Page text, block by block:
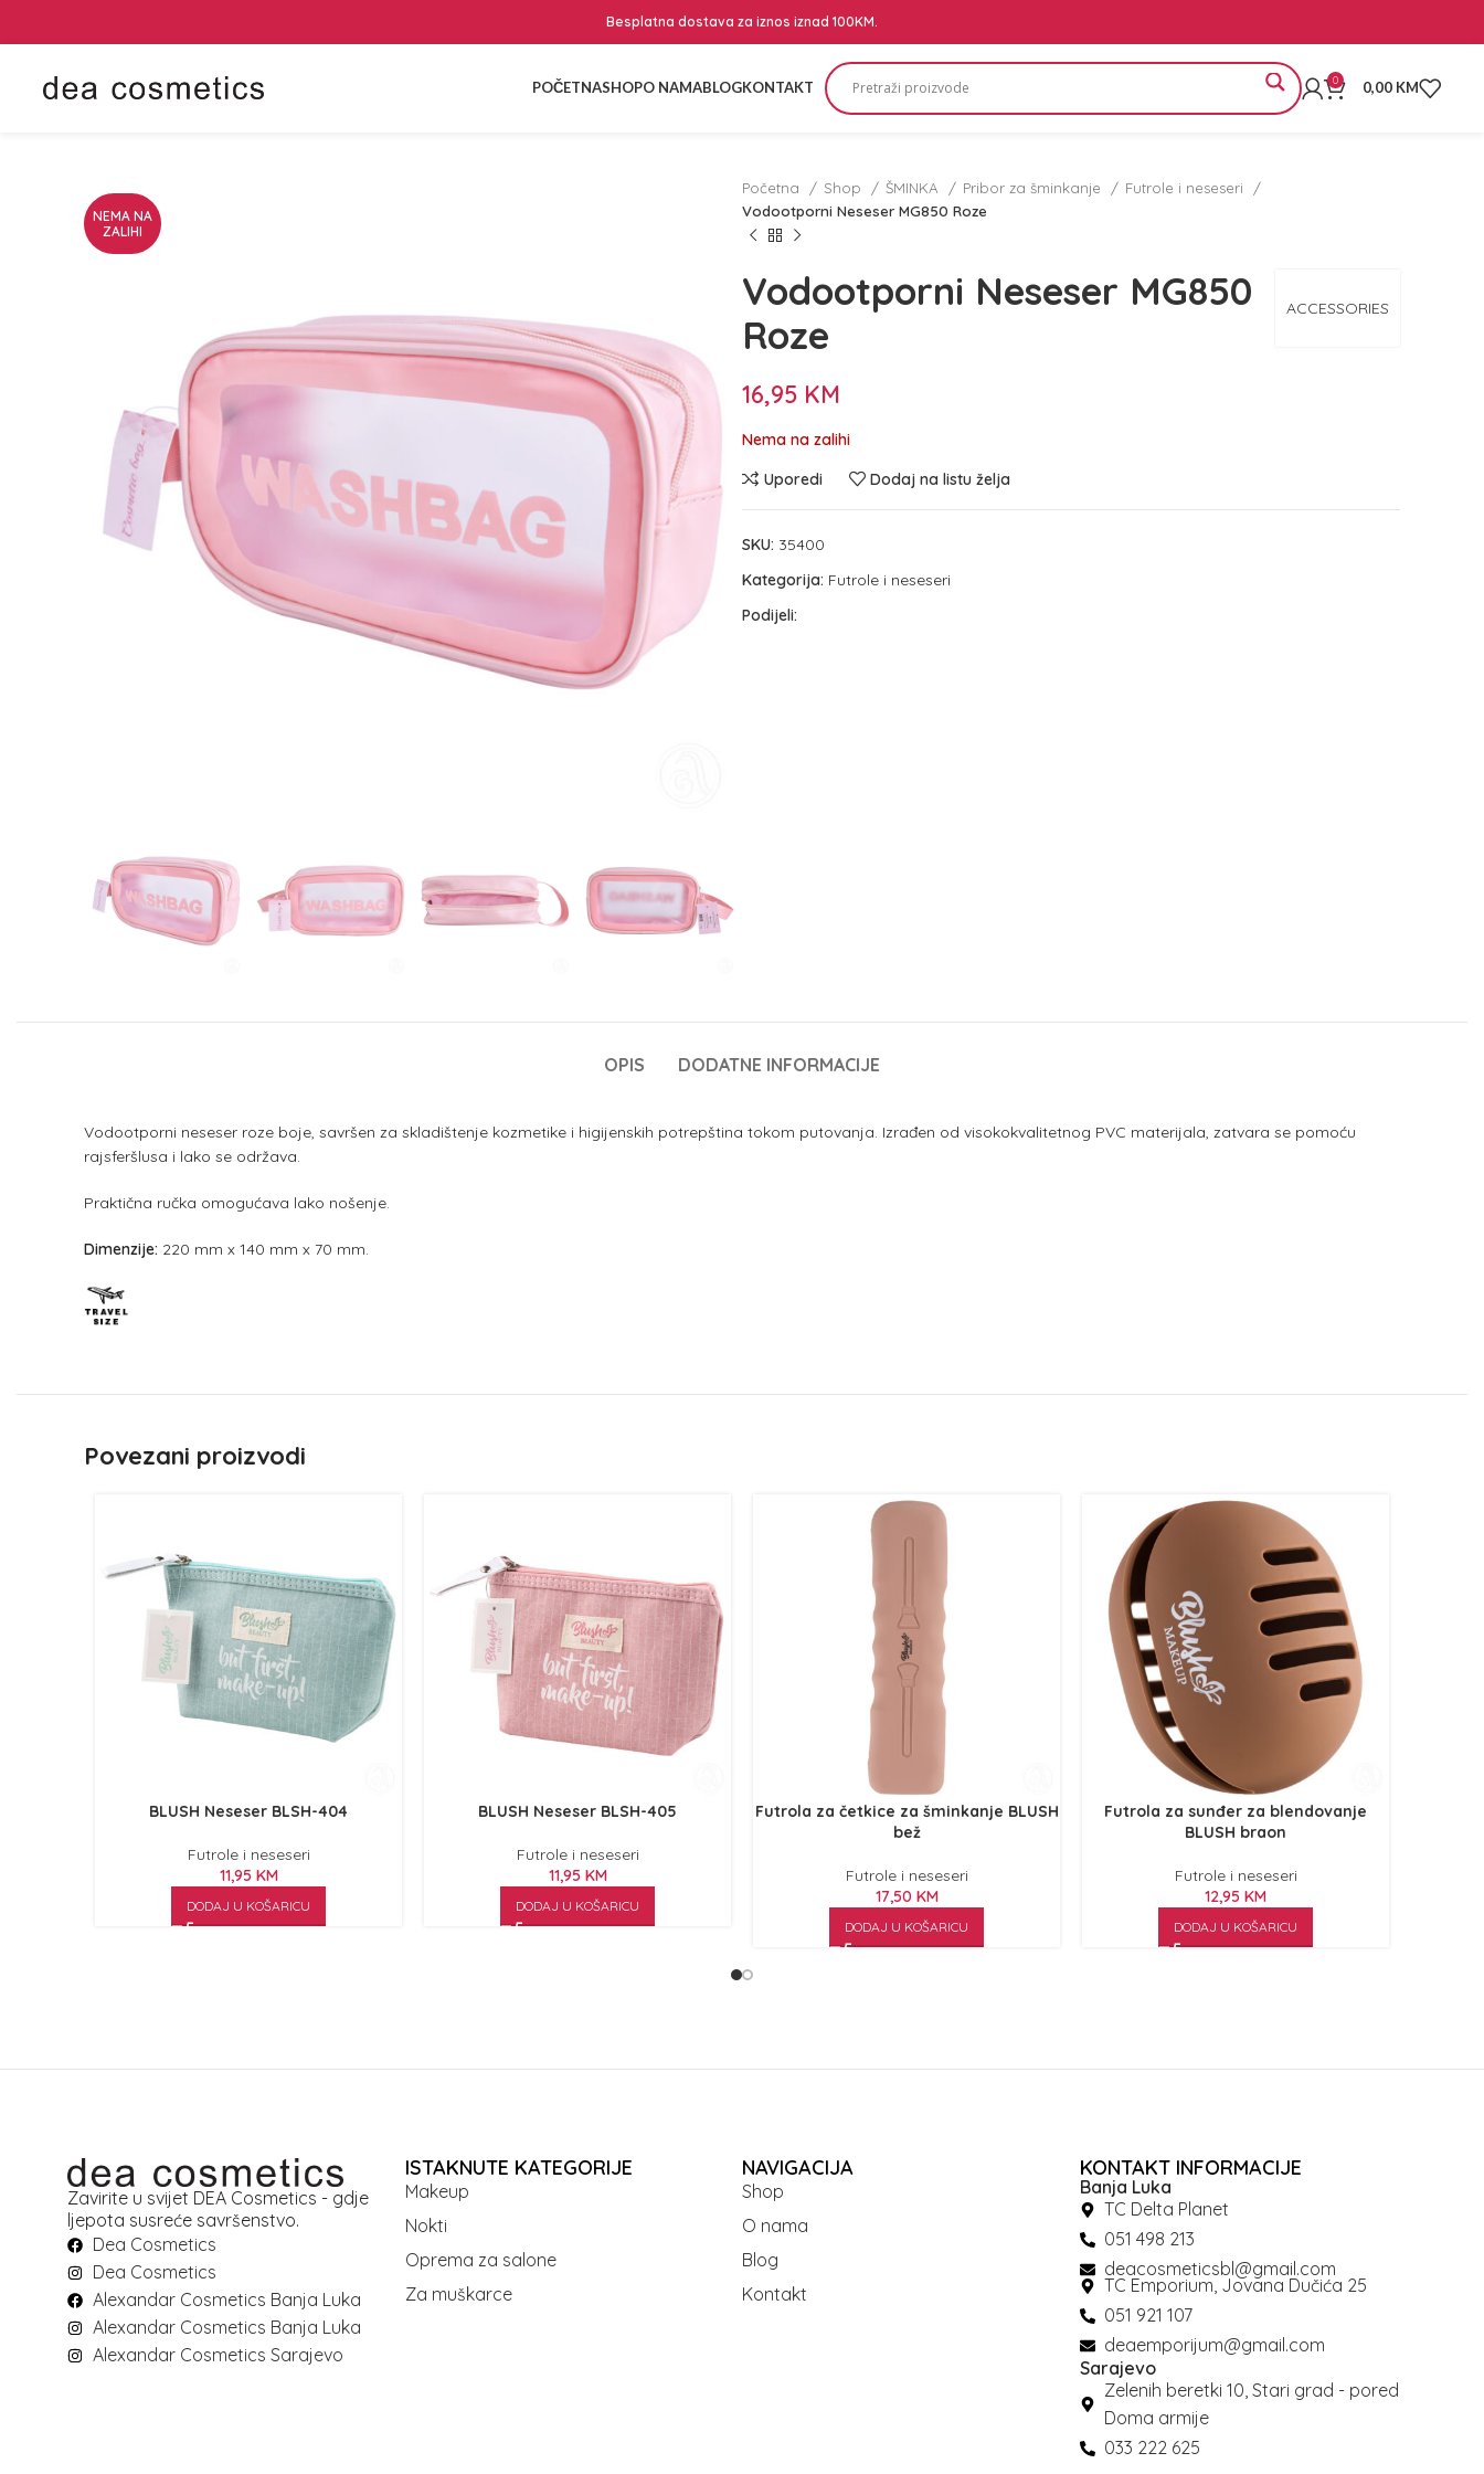
Besplatna dostava za iznos iznad 100KM.
POČETNASHOPO NAMABLOGKONTAKT 0 0,00 KM
NEMA NA
ZALIHI
Početna Shop ŠMINKA Pribor za šminkanje
Futrole i neseseri
Vodootporni Neseser MG850 Roze
ACCESSORIES
Vodootporni Neseser MG850
Roze
16,95 KM
Nema na zalihi
Uporedi
Dodaj na listu želja
SKU: 35400
Kategorija: Futrole i neseseri
Podijeli:
OPIS DODATNE INFORMACIJE
Vodootporni neseser roze boje, savršen za skladištenje kozmetike i higijenskih potrepština tokom putovanja. Izrađen od visokokvalitetnog PVC materijala, zatvara se pomoću
rajsferšlusa i lako se održava.
Praktična ručka omogućava lako nošenje.
Dimenzije: 220 mm x 140 mm x 70 mm.
Povezani proizvodi
BLUSH Neseser BLSH-404
Futrole i neseseri
11,95 KM
DODAJ U KOŠARICU
BLUSH Neseser BLSH-405
Futrole i neseseri
11,95 KM
DODAJ U KOŠARICU
Futrola za četkice za šminkanje BLUSH
bež
Futrole i neseseri
17,50 KM
DODAJ U KOŠARICU
Futrola za sunđer za blendovanje
BLUSH braon
Futrole i neseseri
12,95 KM
DODAJ U KOŠARICU
Zavirite u svijet DEA Cosmetics - gdje
ljepota susreće savršenstvo.
Dea Cosmetics
Dea Cosmetics
Alexandar Cosmetics Banja Luka
Alexandar Cosmetics Banja Luka
Alexandar Cosmetics Sarajevo
ISTAKNUTE KATEGORIJE
Makeup
Nokti
Oprema za salone
Za muškarce
NAVIGACIJA
Shop
O nama
Blog
Kontakt
KONTAKT INFORMACIJE
Banja Luka
TC Delta Planet
051 498 213
deacosmeticsbl@gmail.com
TC Emporium, Jovana Dučića 25
051 921 107
deaemporijum@gmail.com
Sarajevo
Zelenih beretki 10, Stari grad - pored
Doma armije
033 222 625